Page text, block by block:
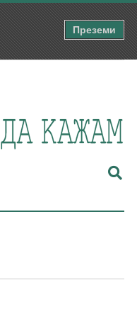
Преземи